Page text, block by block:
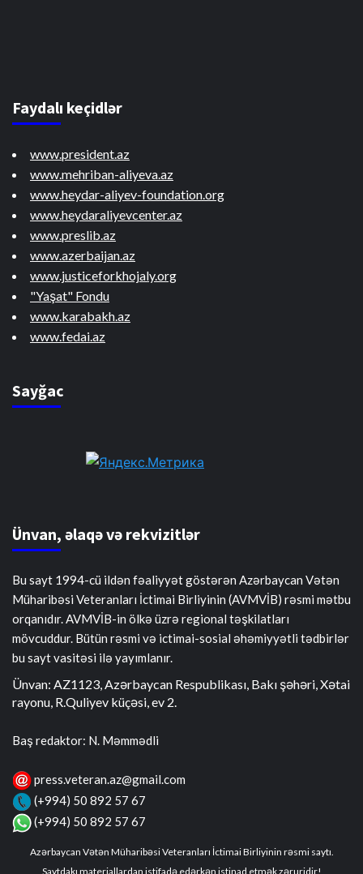
Faydalı keçidlər
www.president.az
www.mehriban-aliyeva.az
www.heydar-aliyev-foundation.org
www.heydaraliyevcenter.az
www.preslib.az
www.azerbaijan.az
www.justiceforkhojaly.org
"Yaşat" Fondu
www.karabakh.az
www.fedai.az
Sayğac
Ünvan, əlaqə və rekvizitlər
Bu sayt 1994-cü ildən fəaliyyət göstərən Azərbaycan Vətən
Müharibəsi Veteranları İctimai Birliyinin (AVMVİB) rəsmi mətbu
orqanıdır. AVMVİB-in ölkə üzrə regional təşkilatları
mövcuddur. Bütün rəsmi və ictimai-sosial əhəmiyyətli tədbirlər
bu sayt vasitəsi ilə yayımlanır.
Ünvan: AZ1123, Azərbaycan Respublikası, Bakı şəhəri, Xətai
rayonu, R.Quliyev küçəsi, ev 2.
Baş redaktor: N. Məmmədli
press.veteran.az@gmail.com
(+994) 50 892 57 67
(+994) 50 892 57 67
Azərbaycan Vətən Müharibəsi Veteranları İctimai Birliyinin rəsmi saytı.
Saytdakı materiallardan istifadə edərkən istinad etmək zəruridir!